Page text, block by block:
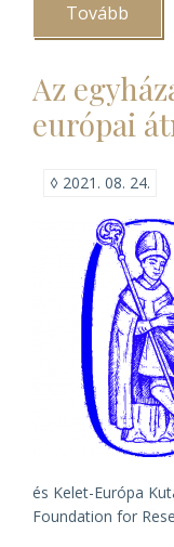
Tovább
kupa
Az
európai
◊ 2021. 08. 24.
és Kelet-Európa
Foundation for